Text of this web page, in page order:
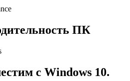
ПК
с Windows 10.